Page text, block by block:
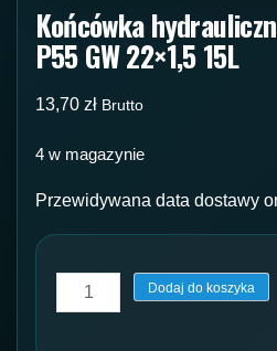
Końcówka
P55 GW 22×1,5 15L
13,70 zł Brutto
4 w magazynie
Przewidywana data dostawy
ilość
Końcówka
Dodaj do koszyka